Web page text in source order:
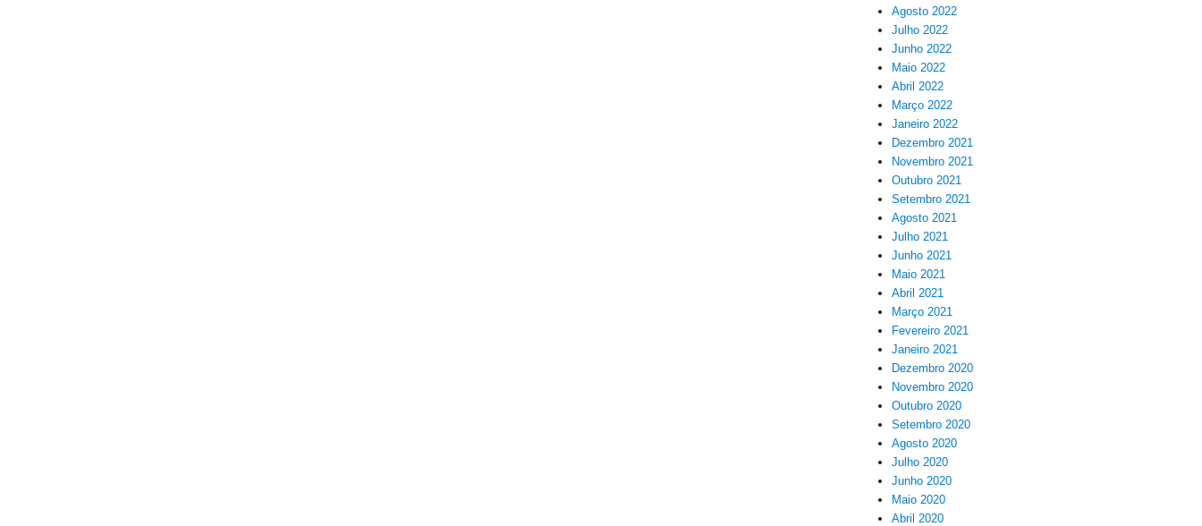
Agosto 2022
Julho 2022
Junho 2022
Maio 2022
Abril 2022
Março 2022
Janeiro 2022
Dezembro 2021
Novembro 2021
Outubro 2021
Setembro 2021
Agosto 2021
Julho 2021
Junho 2021
Maio 2021
Abril 2021
Março 2021
Fevereiro 2021
Janeiro 2021
Dezembro 2020
Novembro 2020
Outubro 2020
Setembro 2020
Agosto 2020
Julho 2020
Junho 2020
Maio 2020
Abril 2020